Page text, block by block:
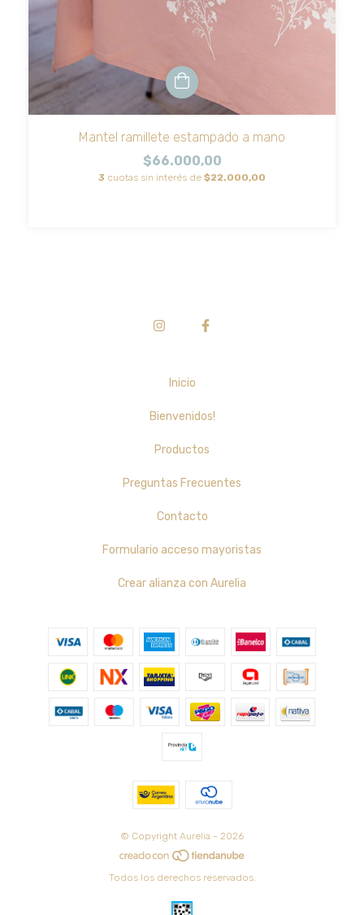
Mantel ramillete estampado a mano
$66.000,00
3 cuotas sin interés de $22.000,00
Inicio
Bienvenidos!
Productos
Preguntas Frecuentes
Contacto
Formulario acceso mayoristas
Crear alianza con Aurelia
© Copyright Aurelia - 2026
Todos los derechos reservados.